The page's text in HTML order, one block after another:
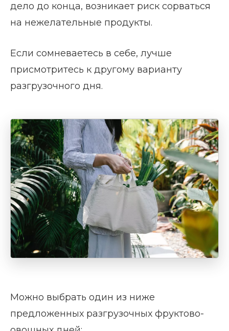
дело до конца, возникает риск сорваться
на нежелательные продукты.
Если сомневаетесь в себе, лучше
присмотритесь к другому варианту
разгрузочного дня.
Можно выбрать один из ниже
предложенных разгрузочных фруктово-